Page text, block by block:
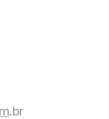
.br